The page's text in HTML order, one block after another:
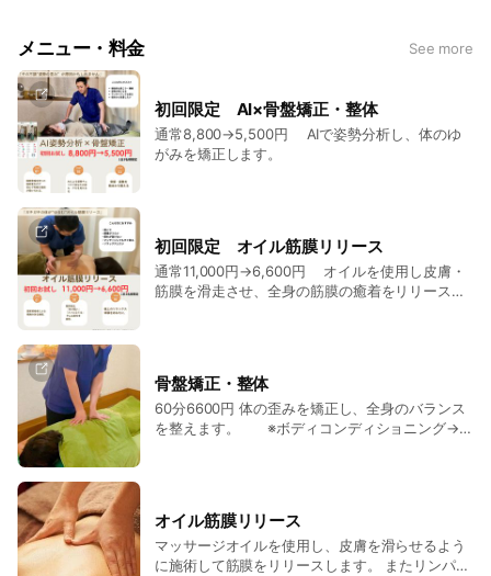
e
メニュー・料金 See more
初回限定 AI×骨盤矯正・整体
通常8,800→5,500円 AIで姿勢分析し、体のゆ
がみを矯正します。
初回限定 オイル筋膜リリース
通常11,000円→6,600円 オイルを使用し皮膚・
筋膜を滑走させ、全身の筋膜の癒着をリリースし
骨盤矯正・整体
60分6600円 体の歪みを矯正し、全身のバランス
を整えます。 ※ボディコンディショニング→整
オイル筋膜リリース
マッサージオイルを使用し、皮膚を滑らせるよう
に施術して筋膜をリリースします。 またリンパ液